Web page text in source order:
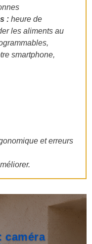
:heure de
les aliments au
smartphone,
et erreurs
caméra